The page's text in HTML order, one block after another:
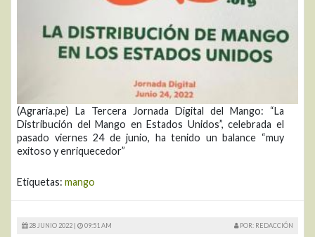
(Agraria.pe) La Tercera Jornada Digital del Mango: “La
Distribución del Mango en Estados Unidos”, celebrada el
pasado viernes 24 de junio, ha tenido un balance “muy
exitoso y enriquecedor”
Etiquetas: mango
28 JUNIO 2022 | 09:51 AM POR: REDACCIÓN